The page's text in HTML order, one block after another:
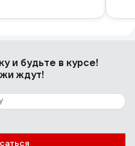
и будьте в курсе!
ждут!